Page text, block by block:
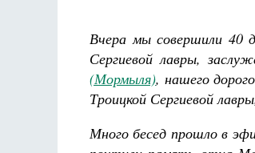
Вчера мы совершили 40
Сергиевой лавры,
(Мормыля), нашего
Троицкой Сергиевой
Много бесед прошло в